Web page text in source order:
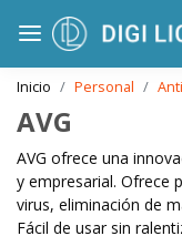
Inicio Personal
AVG
AVG ofrece una
y empresarial. Ofrece
virus, eliminación de
Fácil de usar sin